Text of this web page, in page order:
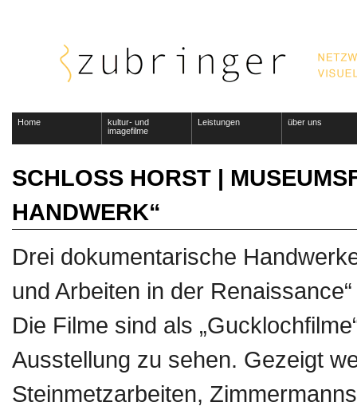
Home
kultur- und
imagefilme
Leistungen über uns
SCHLOSS HORST |
HANDWERK“
Drei dokumentarische
und Arbeiten in der
Die Filme sind als
Ausstellung zu sehen. Gezeigt
Steinmetzarbeiten,